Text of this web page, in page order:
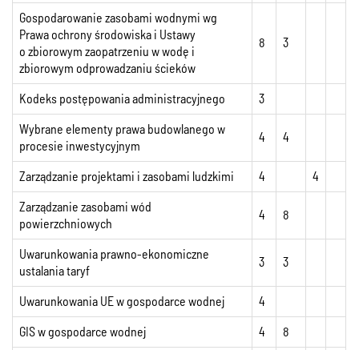
Gospodarowanie zasobami wodnymi wg
Prawa ochrony środowiska i Ustawy
o zbiorowym zaopatrzeniu w wodę i
zbiorowym odprowadzaniu ścieków
8 3
Kodeks postępowania administracyjnego
3
Wybrane elementy prawa budowlanego w
procesie inwestycyjnym
4 4
Zarządzanie projektami i zasobami ludzkimi 4
4
Zarządzanie zasobami wód
powierzchniowych
4 8
Uwarunkowania prawno-ekonomiczne
ustalania taryf
3 3
Uwarunkowania UE w gospodarce wodnej
4
GIS w gospodarce wodnej
4
8